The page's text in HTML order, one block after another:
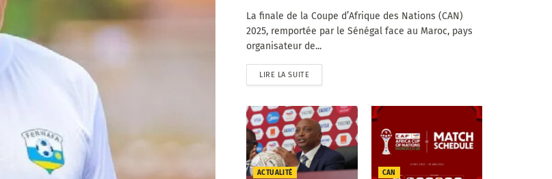
La finale de la Coupe d’Afrique des Nations (CAN)
2025, remportée par le Sénégal face au Maroc, pays
organisateur de...
LIRE LA SUITE
ACTUALITÉ CAN